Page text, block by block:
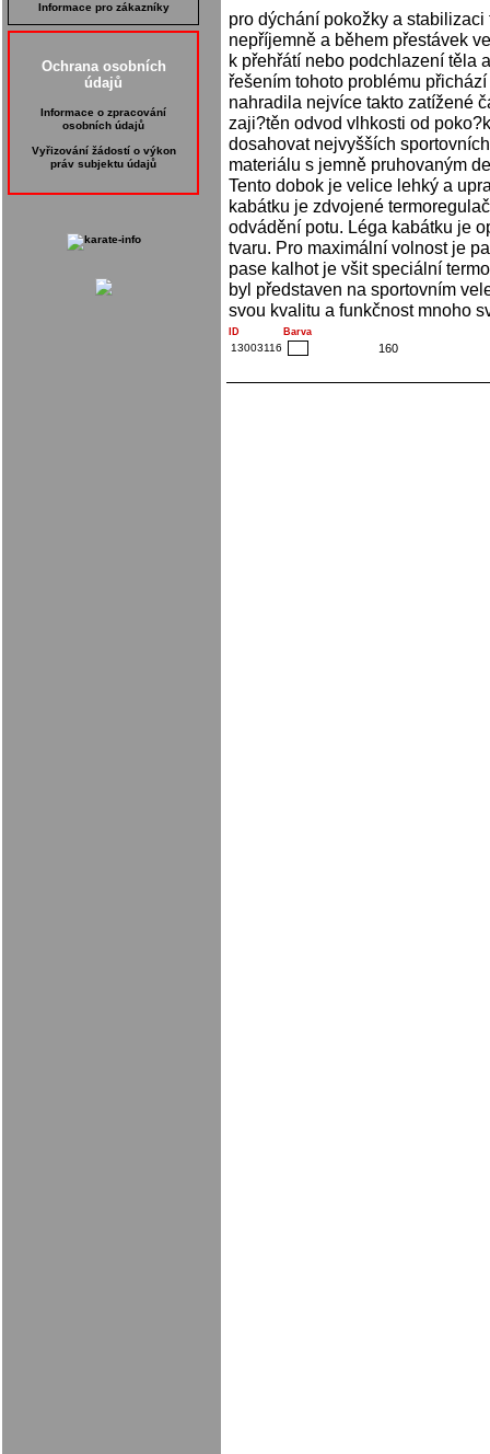
Informace pro zákazníky
Ochrana osobních
údajů
Informace o zpracování
osobních údajů
Vyřizování žádostí o výkon
práv subjektu údajů
pro dýchání pokožky a
nepříjemně a během přestávek
k přehřátí nebo podchlazení těla
řešením tohoto problému
nahradila nejvíce takto zatížené
zaji?těn odvod vlhkosti od
dosahovat nejvyšších
materiálu s jemně pruhovaným
Tento dobok je velice lehký a
kabátku je zdvojené
odvádění potu. Léga kabátku je
tvaru. Pro maximální volnost je
pase kalhot je všit speciální
byl představen na sportovním
svou kvalitu a funkčnost mnoho
ID Barva
13003116 160